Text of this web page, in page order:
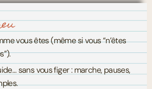
vous êtes (même si vous “n’êtes
sans vous figer : marche, pauses,